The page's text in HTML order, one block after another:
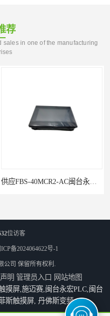
荐
in one of the manufacturing
福建代理闽台威纶触摸屏MT8102IP
位访客
备2024064622号-1
公司 保留所有权利.
明 管理员入口 网站地图
摸屏,施迈赛,闽台永宏PLC,闽台
斯触摸屏, 丹佛斯变频